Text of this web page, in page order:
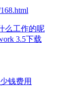
么工作的呢
3.5下载
钱费用